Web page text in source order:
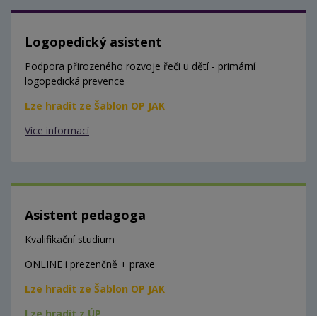
Logopedický asistent
Podpora přirozeného rozvoje řeči u dětí - primární
logopedická prevence
Lze hradit ze Šablon OP JAK
Více informací
Asistent pedagoga
Kvalifikační studium
ONLINE i prezenčně + praxe
Lze hradit ze Šablon OP JAK